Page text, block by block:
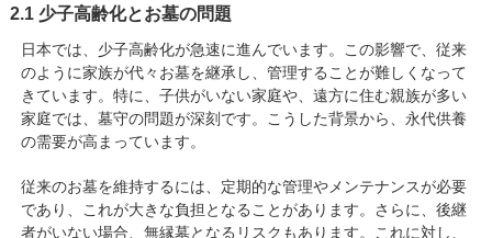
2.1 少子高齢化とお墓の問題
日本では、少子高齢化が急速に進んでいます。この影響で、従来
のように家族が代々お墓を継承し、管理することが難しくなって
きています。特に、子供がいない家庭や、遠方に住む親族が多い
家庭では、墓守の問題が深刻です。こうした背景から、永代供養
の需要が高まっています。
従来のお墓を維持するには、定期的な管理やメンテナンスが必要
であり、これが大きな負担となることがあります。さらに、後継
者がいない場合、無縁墓となるリスクもあります。これに対し、